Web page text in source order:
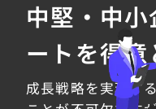
中堅・中
ートを得
成長戦略を実現す